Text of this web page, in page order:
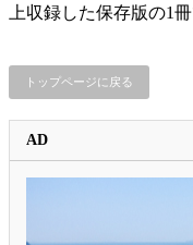
上収録した保存版の1
トップページに戻る
AD